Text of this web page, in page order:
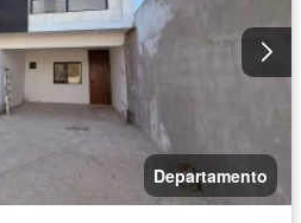
Departamento